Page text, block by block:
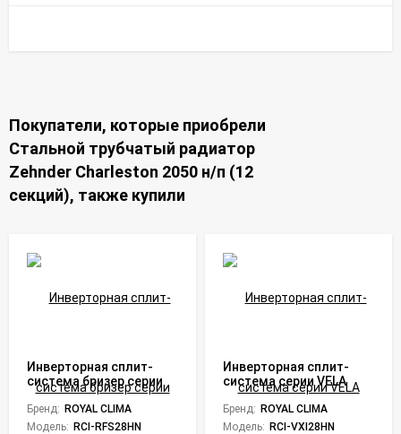
Покупатели, которые приобрели
Стальной трубчатый радиатор
Zehnder Charleston 2050 н/п (12
секций), также купили
Инверторная сплит-
система бризер серии
ROYAL FRESH STANDARD
FULL DC EU Inverter RCI-
RFS28HN (комплект)
Бренд: ROYAL CLIMA
Модель: RCI-RFS28HN
Инверторная сплит-
система серии VELA
NUOVA Inverter RCI-
VXI28HN (комплект)
Бренд: ROYAL CLIMA
Модель: RCI-VXI28HN